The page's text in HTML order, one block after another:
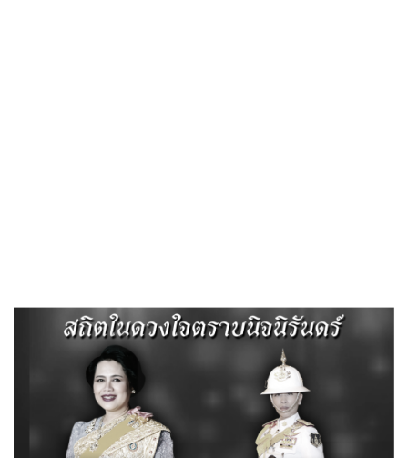
ITA
โดย ITA ทต.ไผ่ดำพัฒนา
, 9 เมษายน 2569
โดย ITA ทต.ไผ่ดำพัฒนา